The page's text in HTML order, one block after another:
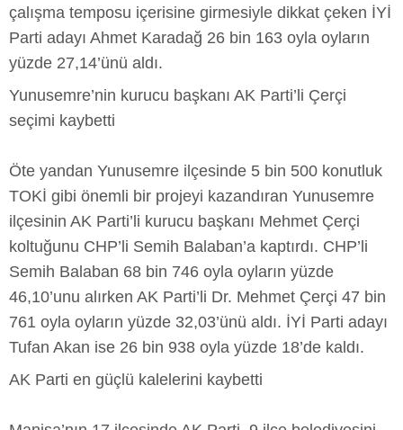
çalışma temposu içerisine girmesiyle dikkat çeken İYİ
Parti adayı Ahmet Karadağ 26 bin 163 oyla oyların
yüzde 27,14’ünü aldı.
Yunusemre’nin kurucu başkanı AK Parti’li Çerçi
seçimi kaybetti
Öte yandan Yunusemre ilçesinde 5 bin 500 konutluk
TOKİ gibi önemli bir projeyi kazandıran Yunusemre
ilçesinin AK Parti’li kurucu başkanı Mehmet Çerçi
koltuğunu CHP’li Semih Balaban’a kaptırdı. CHP’li
Semih Balaban 68 bin 746 oyla oyların yüzde
46,10’unu alırken AK Parti’li Dr. Mehmet Çerçi 47 bin
761 oyla oyların yüzde 32,03’ünü aldı. İYİ Parti adayı
Tufan Akan ise 26 bin 938 oyla yüzde 18’de kaldı.
AK Parti en güçlü kalelerini kaybetti